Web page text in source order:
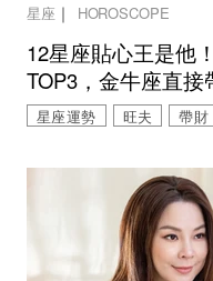
星座 ｜ HOROSCOPE
12星座貼心王是他
TOP3，金牛座直
星座運勢 旺夫 帶財